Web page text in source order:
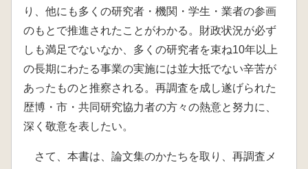
り、他にも多くの研究者・機関・学生・業者の参画
のもとで推進されたことがわかる。財政状況が必ず
しも満足でないなか、多くの研究者を束ね10年以上
の長期にわたる事業の実施には並大抵でない辛苦が
あったものと推察される。再調査を成し遂げられた
歴博・市・共同研究協力者の方々の熱意と努力に、
深く敬意を表したい。
さて、本書は、論文集のかたちを取り、再調査メ